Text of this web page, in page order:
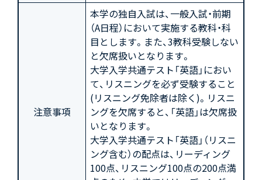
注意事項
本学の独自入試は、一般入試・前期
（A日程）において実施する教科・科
目とします。また、3教科受験しない
と欠席扱いとなります。
大学入学共通テスト「英語」におい
て、リスニングを必ず受験すること
(リスニング免除者は除く)。リスニ
ングを欠席すると、「英語」は欠席扱
いとなります。
大学入学共通テスト「英語」（リスニ
ング含む）の配点は、リーディング
100点、リスニング100点の200点満